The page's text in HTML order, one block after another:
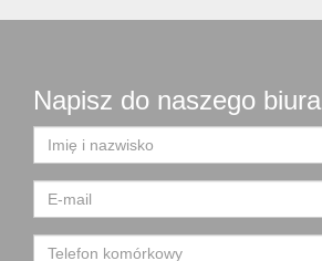
Napisz do naszego biura